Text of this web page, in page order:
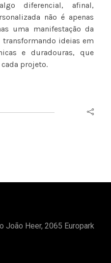
diferencial, afinal,
não é apenas
uma manifestação da
transformando ideias em
e duradouras, que
projeto.
João Heer, 2065 Europark